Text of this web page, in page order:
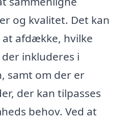
og kvalitet. Det kan
afdække, hvilke
inkluderes i
samt om der er
der kan tilpasses
behov. Ved at